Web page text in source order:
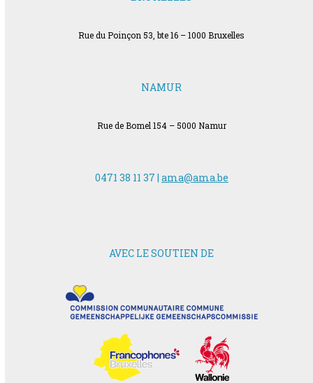
Rue du Poinçon 53, bte 16 – 1000 Bruxelles
NAMUR
Rue de Bomel 154 – 5000 Namur
0471 38 11 37 | ama@ama.be
AVEC LE SOUTIEN DE